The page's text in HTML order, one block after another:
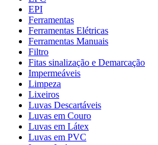
EPI
Ferramentas
Ferramentas Elétricas
Ferramentas Manuais
Filtro
Fitas sinalização e Demarcação
Impermeáveis
Limpeza
Lixeiros
Luvas Descartáveis
Luvas em Couro
Luvas em Látex
Luvas em PVC